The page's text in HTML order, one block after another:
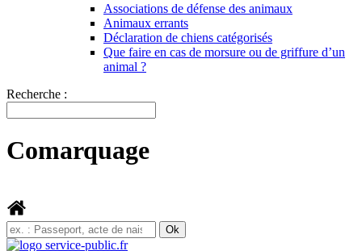
Associations de défense des animaux
Animaux errants
Déclaration de chiens catégorisés
Que faire en cas de morsure ou de griffure d’un
animal ?
Recherche :
Comarquage